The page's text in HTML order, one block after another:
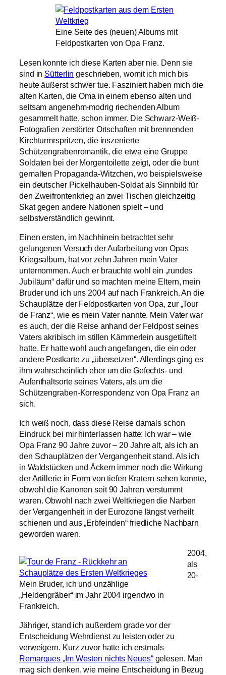
Eine Seite des (neuen) Albums mit
Feldpostkarten von Opa Franz.
Lesen konnte ich diese Karten aber nie. Denn sie
sind in Sütterlin geschrieben, womit ich mich bis
heute äußerst schwer tue. Fasziniert haben mich die
alten Karten, die Oma in einem ebenso alten und
seltsam angenehm-modrig riechenden Album
gesammelt hatte, schon immer. Die Schwarz-Weiß-
Fotografien zerstörter Ortschaften mit brennenden
Kirchturmrspritzen, die inszenierte
Schützengrabenromantik, die etwa eine Gruppe
Soldaten bei der Morgentoilette zeigt, oder die bunt
gemalten Propaganda-Witzchen, wo beispielsweise
ein deutscher Pickelhauben-Soldat als Sinnbild für
den Zweifrontenkrieg an zwei Tischen gleichzeitig
Skat gegen andere Nationen spielt – und
selbstverständlich gewinnt.
Einen ersten, im Nachhinein betrachtet sehr
gelungenen Versuch der Aufarbeitung von Opas
Kriegsalbum, hat vor zehn Jahren mein Vater
unternommen. Auch er brauchte wohl ein „rundes
Jubiläum“ dafür und so machten meine Eltern, mein
Bruder und ich uns 2004 auf nach Frankreich. An die
Schauplätze der Feldpostkarten von Opa, zur „Tour
de Franz“, wie es mein Vater nannte. Mein Vater war
es auch, der die Reise anhand der Feldpost seines
Vaters akribisch im stillen Kämmerlein ausgetüftelt
hatte. Er hatte wohl auch angefangen, die ein oder
andere Postkarte zu „übersetzen“. Allerdings ging es
ihm wahrscheinlich eher um die Gefechts- und
Aufenthaltsorte seines Vaters, als um die
Schützengraben-Korrespondenz von Opa Franz an
sich.
Ich weiß noch, dass diese Reise damals schon
Eindruck bei mir hinterlassen hatte: Ich war – wie
Opa Franz 90 Jahre zuvor – 20 Jahre alt, als ich an
den Schauplätzen der Vergangenheit stand. Als ich
in Waldstücken und Äckern immer noch die Wirkung
der Artillerie in Form von tiefen Kratern sehen konnte,
obwohl die Kanonen seit 90 Jahren verstummt
waren. Obwohl nach zwei Weltkriegen die Narben
der Vergangenheit in der Eurozone längst verheilt
schienen und aus „Erbfeinden“ friedliche Nachbarn
geworden waren.
Mein Bruder, ich und unzählige
„Heldengräber“ im Jahr 2004 irgendwo in
Frankreich.
2004,
als
20-
Jähriger, stand ich außerdem grade vor der
Entscheidung Wehrdienst zu leisten oder zu
verweigern. Kurz zuvor hatte ich erstmals
Remarques „Im Westen nichts Neues“gelesen. Man
mag sich denken, wie meine Entscheidung in Bezug